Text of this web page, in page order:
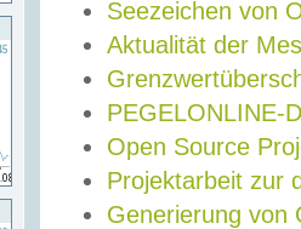
Seezeichen von
Aktualität der
PEGELONLINE-
Open Source
Projektarbeit zur
Generierung von